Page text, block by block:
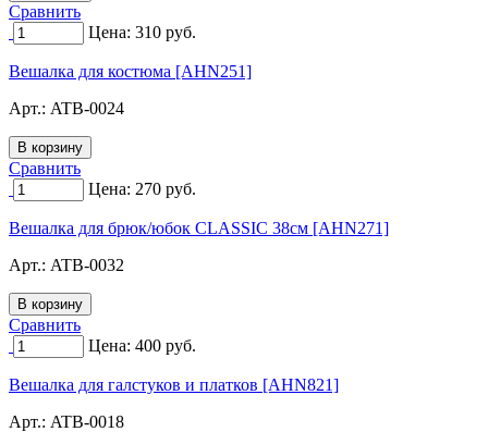
Сравнить
Цена: 310 руб.
Вешалка для костюма [AHN251]
Арт.: ATB-0024
Сравнить
Цена: 270 руб.
Вешалка для брюк/юбок CLASSIC 38см [AHN271]
Арт.: ATB-0032
Сравнить
Цена: 400 руб.
Вешалка для галстуков и платков [AHN821]
Арт.: ATB-0018